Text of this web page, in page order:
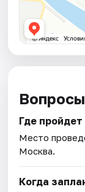
Где
Место
Москва.
Когда